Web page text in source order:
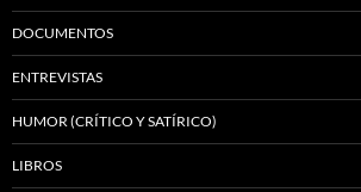
DOCUMENTOS
ENTREVISTAS
HUMOR (CRÍTICO Y SATÍRICO)
LIBROS